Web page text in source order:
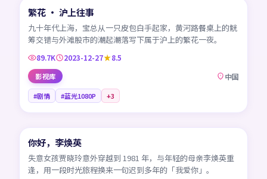
CN
繁花 · 沪上往事
九十年代上海，宝总从一只皮包白手起家，黄河路餐桌上的觥
筹交错与外滩股市的潮起潮落写下属于沪上的繁花一夜。
89.7K 2023-12-27 8.5
影视库 中国
#剧情 #蓝光1080P +3
CN
你好，李焕英
失意女孩贾晓玲意外穿越到 1981 年，与年轻的母亲李焕英重
逢，用一段时光旅程换来一句迟到多年的「我爱你」。